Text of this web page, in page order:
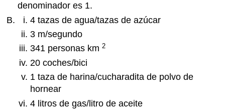
denominador es 1.
4 tazas de agua/tazas de azúcar
3 m/segundo
341 personas km 2
20 coches/bici
1 taza de harina/cucharadita de polvo de
hornear
4 litros de gas/litro de aceite